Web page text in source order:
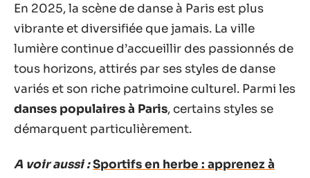
En 2025, la scène de danse à Paris est plus
vibrante et diversifiée que jamais. La ville
lumière continue d’accueillir des passionnés de
tous horizons, attirés par ses styles de danse
variés et son riche patrimoine culturel. Parmi les
danses populaires à Paris, certains styles se
démarquent particulièrement.
A voir aussi :Sportifs en herbe : apprenez à